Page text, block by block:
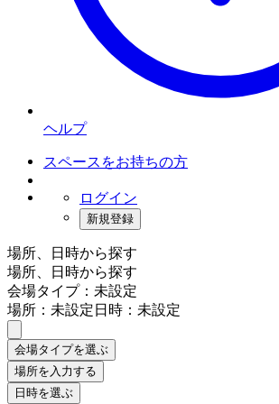
ヘルプ
スペースをお持ちの方
ログイン
新規登録
場所、日時から探す
場所、日時から探す
会場タイプ：未設定
場所：未設定日時：未設定
会場タイプを選ぶ
場所を入力する
日時を選ぶ